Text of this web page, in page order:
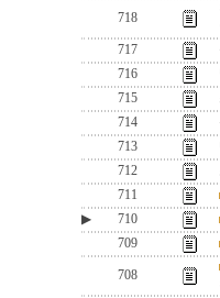
718
717
716
715
714
713
712
711
▶
710
709
708